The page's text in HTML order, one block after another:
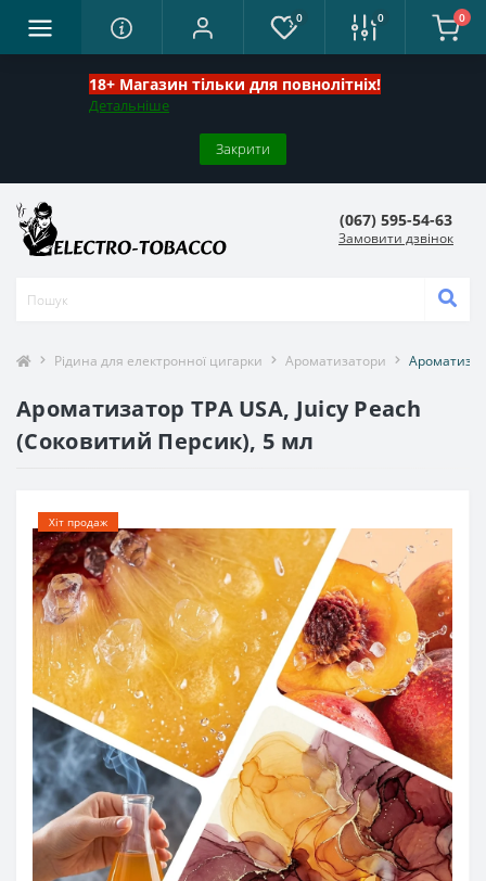
18+ Магазин тільки для повнолітніх!
Детальніше
Закрити
0 0 0
(067) 595-54-63
Замовити дзвінок
Рідина для електронної цигарки Ароматизатори
Ароматизатор TPA USA, Juicy Peach
(Соковитий Персик), 5 мл
Хіт продаж